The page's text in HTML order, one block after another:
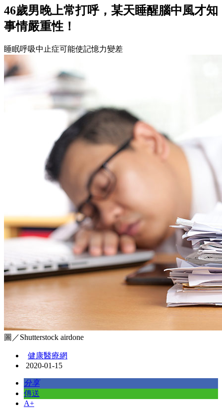
46歲男晚上常打呼，某天睡醒腦中風才知
事情嚴重性！
睡眠呼吸中止症可能使記憶力變差
圖／Shutterstock airdone
健康醫療網
2020-01-15
分享
傳送
A+